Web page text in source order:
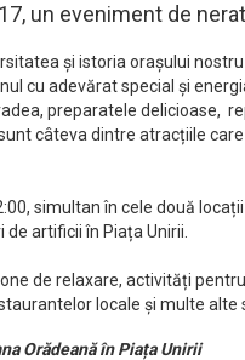
un eveniment de
și istoria orașului
cu adevărat special și
preparatele delicioase,
câteva dintre atracțiile
simultan în cele două
artificii în Piața Unirii.
de relaxare, activități
locale și multe alte
Orădeană în Piața Unirii